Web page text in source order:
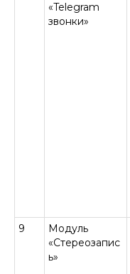
«Telegram
звонки»
9
Модуль
«Стереозапис
ь»